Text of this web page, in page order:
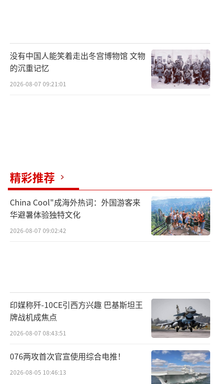
态，到此次积极参与“肩并肩-25”军演，其在
军事上对美国的依赖程度越来越深。菲律宾还
向美国增开军事基地，甚至允许美军部署中程
导弹，彻底沦为美国在亚太地区的军事支点。
斗机，包括配套弹药及配件。菲律宾自身经济
状况不佳，2024年GDP约4623亿美元，长期财
政赤字，外债截至2023年底达1188亿美元，政
府债务占GDP比重为61%，高于60%的门槛。
在此情况下耗费巨资购买先进战机，引发国内
但菲律宾仍积极推进军事装备更新，试图
提升军事实力，以配合美国在地区的战略布
局。不仅如此，菲律宾在南海动作频繁，还将
入。在情报领域，菲律宾执法部门以“国家安
全”为名，盘查滋扰中国公民和企业，炮
没有中国人能笑着走出冬宫博物馆 文物
的沉重记忆
2026-08-07 09:21:01
精彩推荐
China Cool"成海外热词：外国游客来
华避暑体验独特文化
2026-08-07 09:02:42
印媒称歼-10CE引西方兴趣 巴基斯坦王
牌战机成焦点
2026-08-07 08:43:51
076两攻首次官宣使用综合电推！
2026-08-05 10:46:13